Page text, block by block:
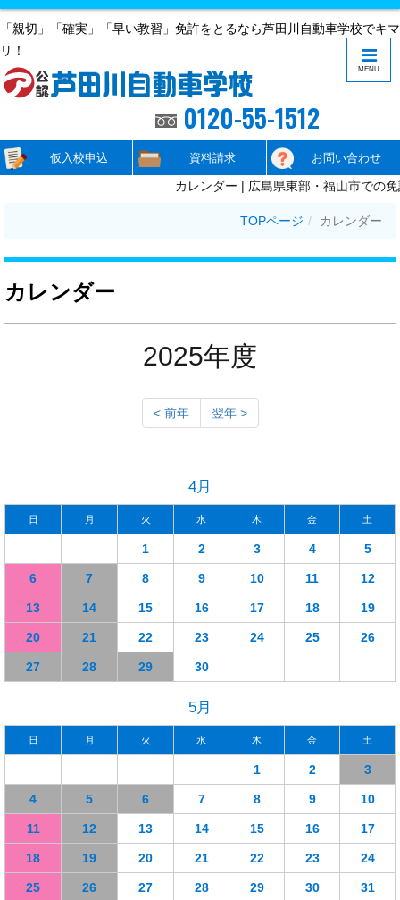
「親切」「確実」「早い教習」免許をとるなら芦田川自動車学校でキマ
リ！
0120-55-1512
仮入校申込 資料請求 お問い合わせ
カレンダー | 広島県東部・福山市での免
TOPページ カレンダー
カレンダー
2025年度
< 前年 翌年 >
4月
日 月 火 水 木 金 土
1 2 3 4 5
6 7 8 9 10 11 12
13 14 15 16 17 18 19
20 21 22 23 24 25 26
27 28 29 30
5月
日 月 火 水 木 金 土
1 2 3
4 5 6 7 8 9 10
11 12 13 14 15 16 17
18 19 20 21 22 23 24
25 26 27 28 29 30 31
MENU